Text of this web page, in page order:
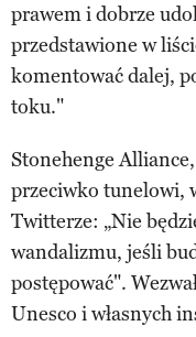
prawem i dobrze
przedstawione w
komentować dalej,
toku."
Stonehenge
przeciwko tunelowi,
Twitterze: „Nie
wandalizmu, jeśli
postępować".
Unesco i własnych